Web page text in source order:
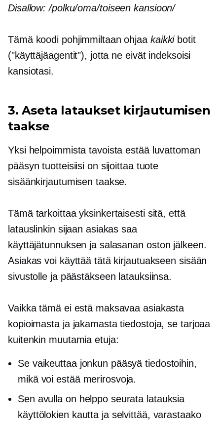
Disallow:/polku/oma/toiseen kansioon/
Tämä koodi pohjimmiltaan ohjaa kaikki botit
("käyttäjäagentit"), jotta ne eivät indeksoisi
kansiotasi.
3. Aseta lataukset kirjautumisen
taakse
Yksi helpoimmista tavoista estää luvattoman
pääsyn tuotteisiisi on sijoittaa tuote
sisäänkirjautumisen taakse.
Tämä tarkoittaa yksinkertaisesti sitä, että
latauslinkin sijaan asiakas saa
käyttäjätunnuksen ja salasanan oston jälkeen.
Asiakas voi käyttää tätä kirjautuakseen sisään
sivustolle ja päästäkseen latauksiinsa.
Vaikka tämä ei estä maksavaa asiakasta
kopioimasta ja jakamasta tiedostoja, se tarjoaa
kuitenkin muutamia etuja:
Se vaikeuttaa jonkun pääsyä tiedostoihin,
mikä voi estää merirosvoja.
Sen avulla on helppo seurata latauksia
käyttölokien kautta ja selvittää, varastaako